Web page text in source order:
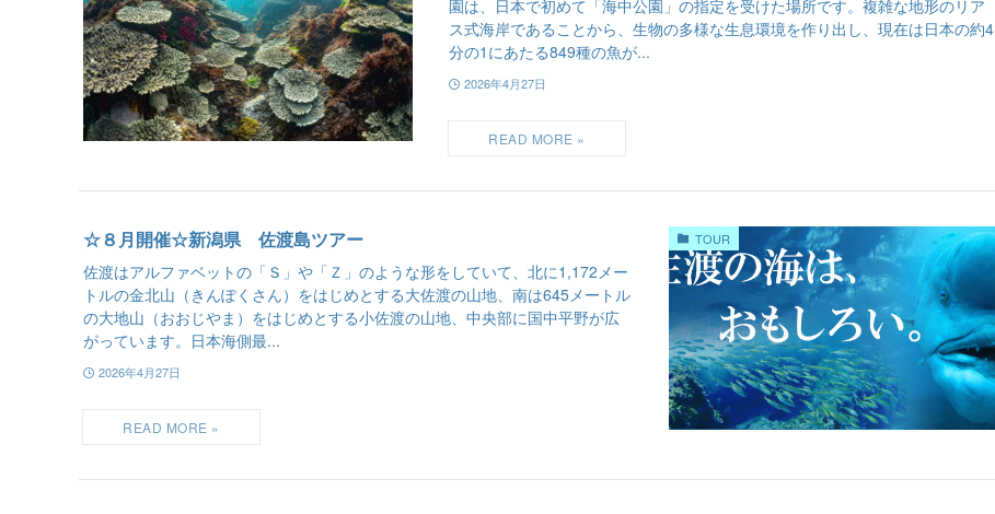
園は、日本で初めて「海中公園」の指定を受けた場所です。複雑な地形のリア
ス式海岸であることから、生物の多様な生息環境を作り出し、現在は日本の約4
分の1にあたる849種の魚が...
2026年4月27日
TOUR
☆８月開催☆新潟県 佐渡島ツアー
佐渡はアルファベットの「Ｓ」や「Ｚ」のような形をしていて、北に1,172メー
トルの金北山（きんぽくさん）をはじめとする大佐渡の山地、南は645メートル
の大地山（おおじやま）をはじめとする小佐渡の山地、中央部に国中平野が広
がっています。日本海側最...
2026年4月27日